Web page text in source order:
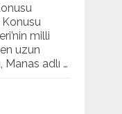
Konusu
milli
en uzun
Manas adlı …